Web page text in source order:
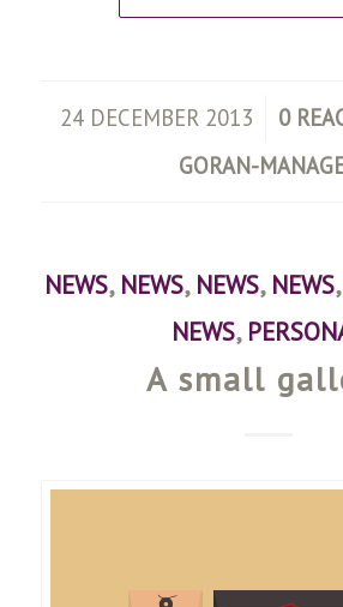
24 DECEMBER 2013
/ 0 /
GORAN-
NEWS, NEWS, NEWS, NEWS,
NEWS,
A small